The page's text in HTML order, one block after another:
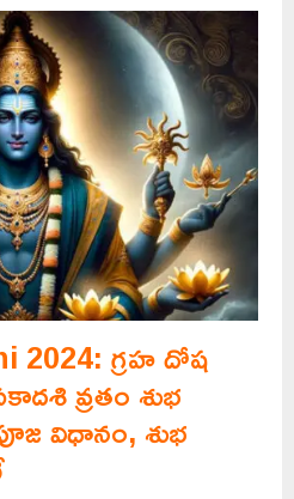
2024: గ్రహ దోష
వ్రతం శుభ
విధానం, శుభ